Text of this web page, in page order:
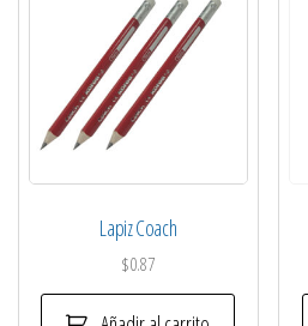
Lapiz Coach
$0.87